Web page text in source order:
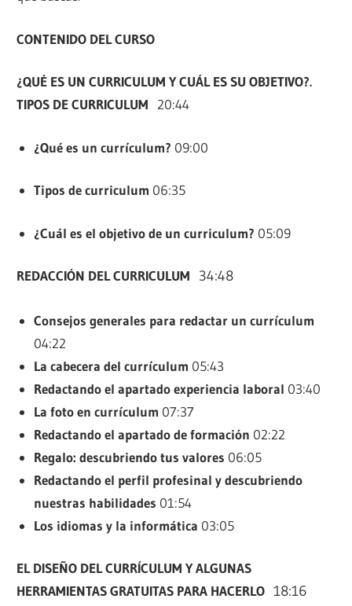
CONTENIDO DEL CURSO
¿QUÉ ES UN CURRICULUM Y CUÁL ES SU OBJETIVO?.
TIPOS DE CURRICULUM 20:44
¿Qué es un currículum? 09:00
Tipos de curriculum 06:35
¿Cuál es el objetivo de un curriculum? 05:09
REDACCIÓN DEL CURRICULUM 34:48
Consejos generales para redactar un currículum
04:22
La cabecera del currículum 05:43
Redactando el apartado experiencia laboral 03:40
La foto en currículum 07:37
Redactando el apartado de formación 02:22
Regalo: descubriendo tus valores 06:05
Redactando el perfil profesinal y descubriendo
nuestras habilidades 01:54
Los idiomas y la informática 03:05
EL DISEÑO DEL CURRÍCULUM Y ALGUNAS
HERRAMIENTAS GRATUITAS PARA HACERLO18:16